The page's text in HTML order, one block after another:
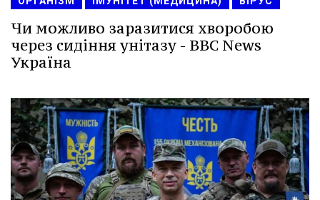
Чи можливо заразитися хворобою
через сидіння унітазу - BBC News
Україна